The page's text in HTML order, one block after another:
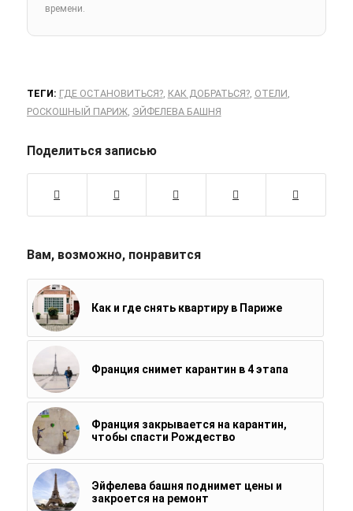
времени.
ТЕГИ: ГДЕ ОСТАНОВИТЬСЯ?, КАК ДОБРАТЬСЯ?, ОТЕЛИ
РОСКОШНЫЙ ПАРИЖ, ЭЙФЕЛЕВА БАШНЯ
Поделиться записью
Вам, возможно, понравится
Как и где снять квартиру в Париже
Франция снимет карантин в 4 этапа
Франция закрывается на карантин,
чтобы спасти Рождество
Эйфелева башня поднимет цены и
закроется на ремонт